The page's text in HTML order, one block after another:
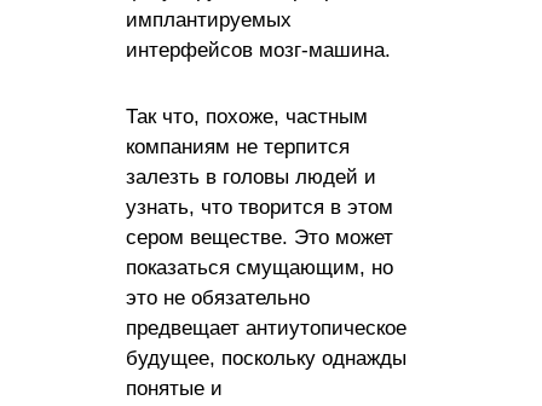
имплантируемых
интерфейсов мозг-машина.
Так что, похоже, частным
компаниям не терпится
залезть в головы людей и
узнать, что творится в этом
сером веществе. Это может
показаться смущающим, но
это не обязательно
предвещает антиутопическое
будущее, поскольку однажды
понятые и